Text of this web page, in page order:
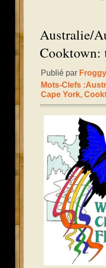
Australie/
Cooktown:
Publié par Froggy
Mots-Clefs :
Cape York,